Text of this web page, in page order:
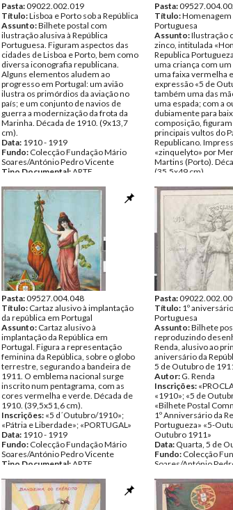
Pasta:09022.002.019
Título:Lisboa e Porto sob a República
Assunto:Bilhete postal com
ilustração alusiva à República
Portuguesa. Figuram aspectos das
cidades de Lisboa e Porto, bem como
diversa iconografia republicana.
Alguns elementos aludem ao
progresso em Portugal: um avião
ilustra os primórdios da aviação no
país; e um conjunto de navios de
guerra a modernização da frota da
Marinha. Década de 1910. (9x13,7
cm).
Data: 1910 - 1919
Fundo: Colecção Fundação Mário
Soares/António Pedro Vicente
Tipo Documental: ARTE
Pasta:
Título:Homenagem
Portuguesa
Assunto:Ilustração
zinco, intitulada
Republica
uma criança com
uma faixa vermelha
expressão «5 de
também uma das
uma espada; com a
dubiamente para
composição,
principais vultos do
Republicano.
«zinquelyto» por
Martins (Porto).
(35,5x49 cm).
Inscrições:
Portugueza
1910 - 1919
Fundo:Colecção
Soares/António
Tipo Documental:
Página(s):1
Pasta:09527.004.048
Título: Cartaz alusivo à implantação
da república em Portugal
Assunto: Cartaz alusivo à
implantação da República em
Portugal. Figura a representação
feminina da República, sobre o globo
terrestre, segurando a bandeira de
1911. O emblema nacional surge
inscrito num pentagrama, com as
cores vermelha e verde. Década de
1910. (39,5x51,6 cm).
Inscrições: «5 d´Outubro/1910»;
«Pátria e Liberdade»; «PORTUGAL»
Data: 1910 - 1919
Fundo: Colecção Fundação Mário
Soares/António Pedro Vicente
Tipo Documental: ARTE
Pasta:
Título: 1º
Portuguesa
Assunto:Bilhete
reproduzindo
Renda, alusivo ao
aniversário da
5 de Outubro de
Autor: G. Renda
Inscrições:
«1910»; «5 de
«Bilhete Postal
1º Anniversário da
Portugueza» «5-
Outubro 1911»
Data: Quarta, 5 de
Fundo: Colecção
Soares/António
Página(s):1